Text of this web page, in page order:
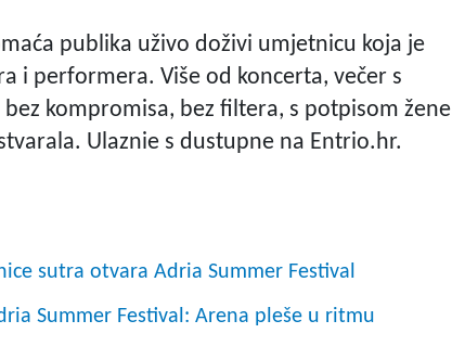
publika uživo doživi umjetnicu koja je
i performera. Više od koncerta, večer s
kompromisa, bez filtera, s potpisom žene
Ulaznie s dustupne na Entrio.hr.
sutra otvara Adria Summer Festival
Summer Festival: Arena pleše u ritmu